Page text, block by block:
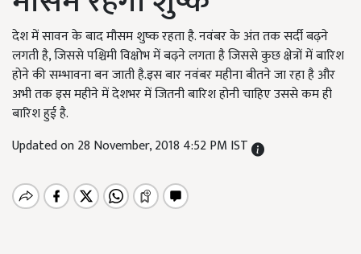
देश में सावन के बाद मौसम शुष्क रहता है. नवंबर के अंत तक सर्दी बढ़ने
लगती है, जिससे पश्चिमी विक्षोभ में बढ़ने लगता है जिससे कुछ क्षेत्रों में बारिश
होने की सम्भावना बन जाती है.इस बार नवंबर महीना बीतने जा रहा है और
अभी तक इस महीने में देशभर में जितनी बारिश होनी चाहिए उससे कम ही
बारिश हुई है.
Updated on 28 November, 2018 4:52 PM IST